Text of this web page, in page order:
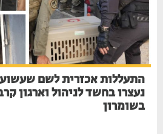
התעללות אכזרית לשם שעשוע:
נעצרו בחשד לניהול וארגון
בשומרון